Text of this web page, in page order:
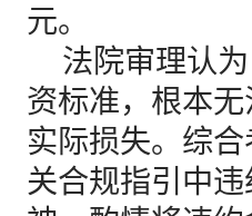
元。
法院审理认为
资标准，根本
实际损失。综
关合规指引中